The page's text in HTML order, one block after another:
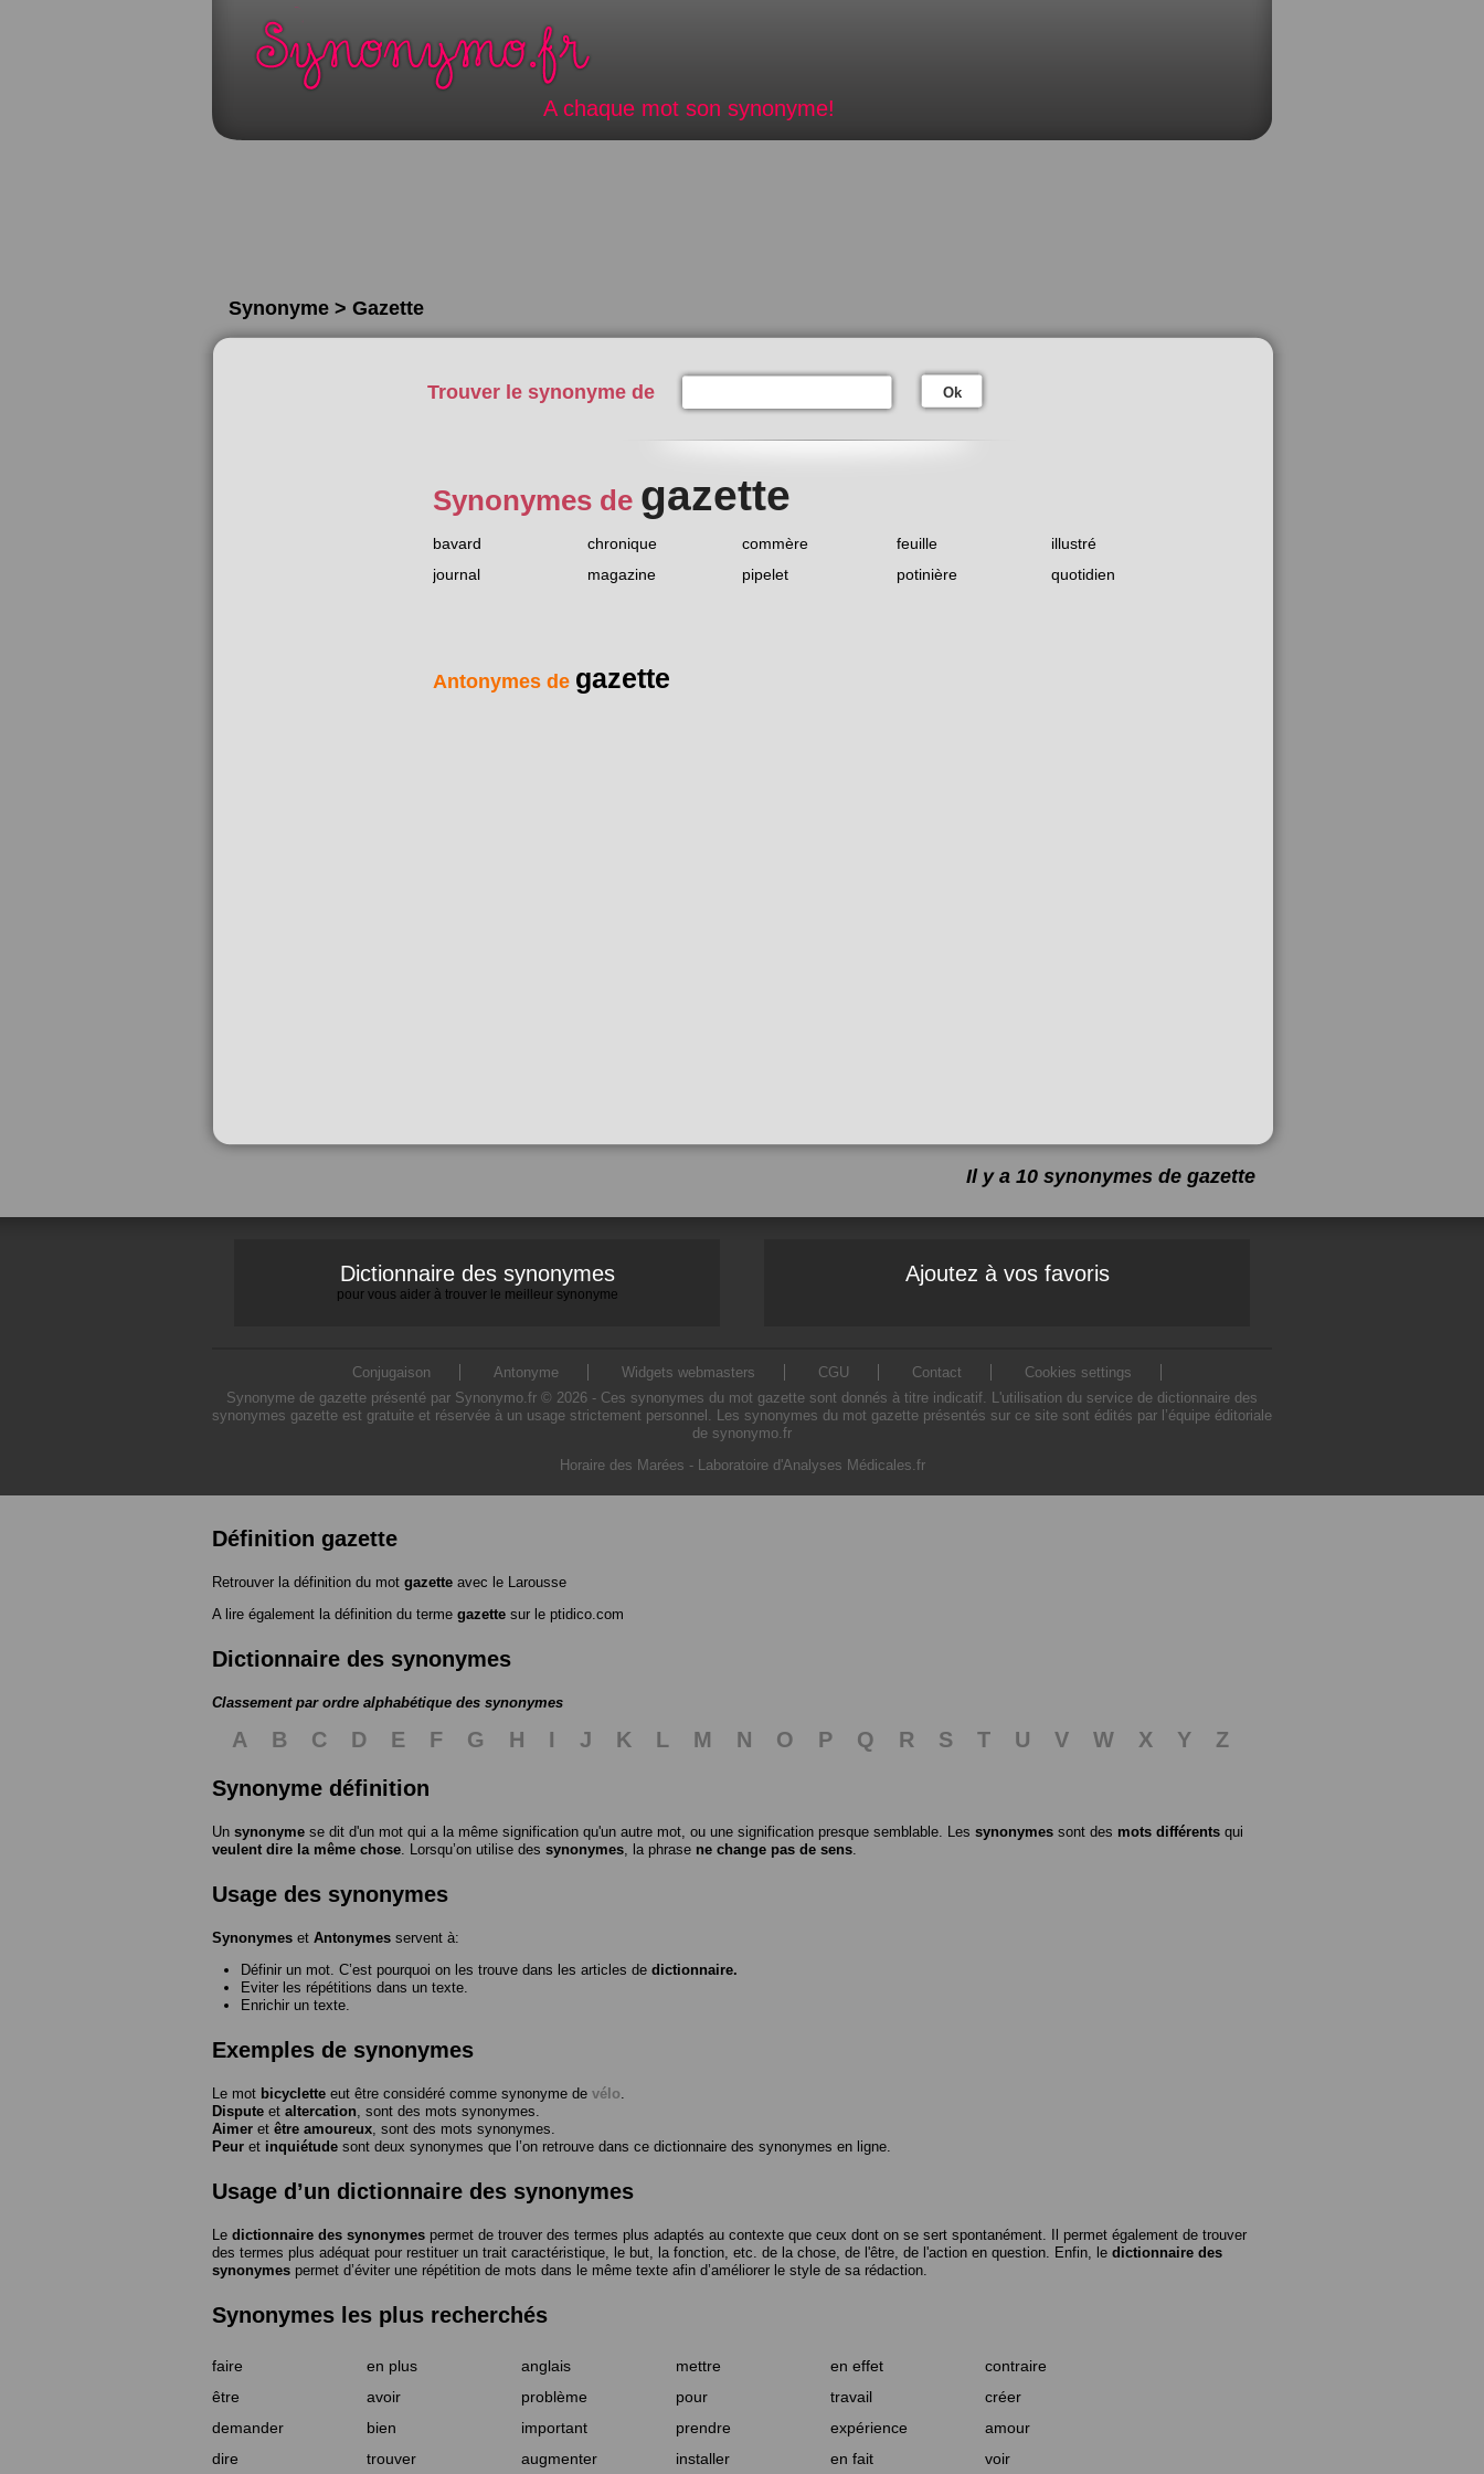
A chaque mot son synonyme!
Synonyme > Gazette
Trouver le synonyme de Ok
Synonymes de gazette
bavard chronique commère feuille
illustré
journal
magazine pipelet potinière quotidien
Antonymes de gazette
Il y a 10 synonymes de gazette
Dictionnaire des synonymes
pour vous aider à trouver le meilleur synonyme
Ajoutez à vos favoris
Conjugaison Antonyme Widgets webmasters CGU Contact
Cookies settings
Synonyme de gazette présenté par Synonymo.fr © 2026 - Ces synonymes du mot gazette sont donnés à titre indicatif. L'utilisation du service de dictionnaire des
synonymes gazette est gratuite et réservée à un usage strictement personnel. Les synonymes du mot gazette présentés sur ce site sont édités par l’équipe éditoriale
de synonymo.fr
Horaire des Marées - Laboratoire d'Analyses Médicales.fr
Définition gazette
Retrouver la définition du mot gazette avec le Larousse
A lire également la définition du terme gazette sur le ptidico.com
Dictionnaire des synonymes
Classement par ordre alphabétique des synonymes
A B C D E F G H I J K L M N O P Q R S T U V W X Y
Z
Synonyme définition
Un synonyme se dit d'un mot qui a la même signification qu'un autre mot, ou une signification presque semblable. Les synonymes sont des mots différents qui
veulent dire la même chose . Lorsqu’on utilise des synonymes , la phrase ne change pas de sens
Usage des synonymes
Synonymes et Antonymes servent à:
Définir un mot. C’est pourquoi on les trouve dans les articles de dictionnaire.
Eviter les répétitions dans un texte.
Enrichir un texte.
Exemples de synonymes
Le mot bicyclette eut être considéré comme synonyme de vélo
Dispute et altercation , sont des mots synonymes.
Aimer et être amoureux , sont des mots synonymes.
Peur et inquiétude sont deux synonymes que l’on retrouve dans ce dictionnaire des synonymes en ligne.
Usage d’un dictionnaire des synonymes
Le dictionnaire des synonymes permet de trouver des termes plus adaptés au contexte que ceux dont on se sert spontanément. Il permet également de trouver
des termes plus adéquat pour restituer un trait caractéristique, le but, la fonction, etc. de la chose, de l'être, de l'action en question. Enfin, le dictionnaire des
synonymes permet d’éviter une répétition de mots dans le même texte afin d’améliorer le style de sa rédaction.
Synonymes les plus recherchés
faire en plus anglais mettre en effet
contraire
être
avoir problème pour travail
créer
demander
bien important prendre expérience
amour
dire
trouver augmenter installer en fait voir